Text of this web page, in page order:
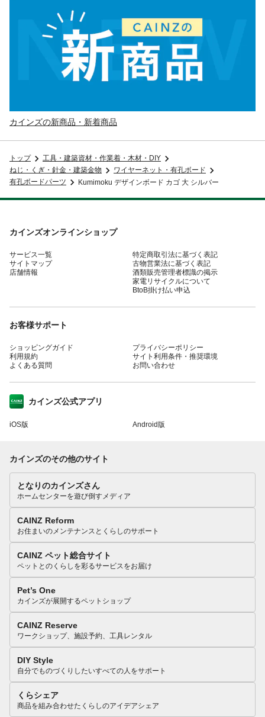
カインズの新商品・新着商品
トップ
工具・建築資材・作業着・木材・DIY
ねじ・くぎ・針金・建築金物
ワイヤーネット・有孔ボード
有孔ボードパーツ
Kumimoku デザインボード カゴ 大 シルバー
カインズオンラインショップ
サービス一覧
サイトマップ
店舗情報
特定商取引法に基づく表記
古物営業法に基づく表記
酒類販売管理者標識の掲示
家電リサイクルについて
BtoB掛け払い申込
お客様サポート
ショッピングガイド
利用規約
よくある質問
プライバシーポリシー
サイト利用条件・推奨環境
お問い合わせ
カインズ公式アプリ
iOS版 Android版
カインズのその他のサイト
となりのカインズさん
ホームセンターを遊び倒すメディア
CAINZ Reform
お住まいのメンテナンスとくらしのサポート
CAINZ ペット総合サイト
ペットとのくらしを彩るサービスをお届け
Pet’s One
カインズが展開するペットショップ
CAINZ Reserve
ワークショップ、施設予約、工具レンタル
DIY Style
自分でものづくりしたいすべての人をサポート
くらシェア
商品を組み合わせたくらしのアイデアシェア